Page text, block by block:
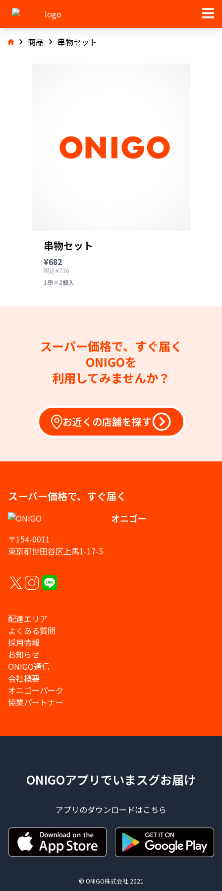
商品 串物セット
串物セット
¥682
税込¥736
1串×2個入
スーパー価格で、すぐ届く
ONIGOを
利用してみませんか？
お近くの店舗を探す
スーパー価格で、すぐ届く
オニゴー
〒154-0011
東京都世田谷区上馬1-17-5
配達エリア
よくある質問
採用情報
お知らせ
ONIGO通信
会社概要
オニゴーパーク
協業パートナー
ONIGOアプリでいまスグお届け
アプリのダウンロードはこちら
© ONIGO株式会社 2021